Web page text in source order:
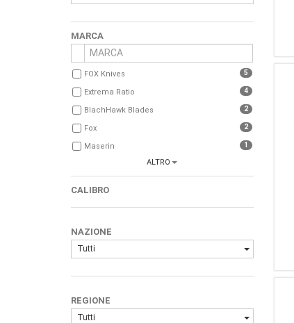
MARCA
FOX Knives 5
Extrema Ratio 4
BlachHawk Blades 2
Fox 2
Maserin 1
ALTRO
CALIBRO
NAZIONE
Tutti
REGIONE
Tutti